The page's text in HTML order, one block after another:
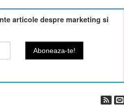
articole despre marketing si